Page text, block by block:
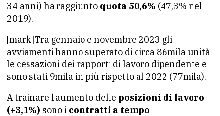
34 anni) ha raggiunto quota 50,6% (47,3% nel
2019).
[mark]Tra gennaio e novembre 2023 gli
avviamenti hanno superato di circa 86mila unità
le cessazioni dei rapporti di lavoro dipendente e
sono stati 9mila in più rispetto al 2022 (77mila).
A trainare l’aumento delle posizioni di lavoro
(+3,1%) sono i contratti a tempo